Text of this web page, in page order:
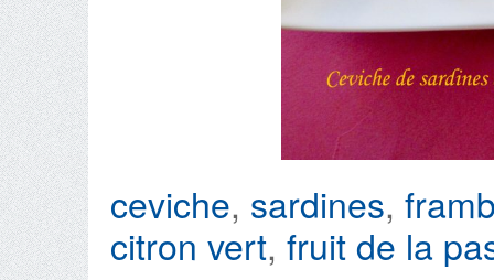
ceviche, sardines,
citron vert, fruit de la